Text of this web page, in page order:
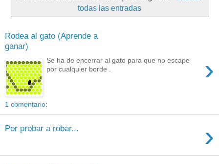
todas las entradas
Rodea al gato (Aprende a
ganar)
›
Se ha de encerrar al gato para que no escape
por cualquier borde .
1 comentario:
Por probar a robar... ›